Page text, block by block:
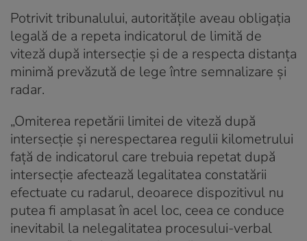
Potrivit tribunalului, autoritățile aveau obligația
legală de a repeta indicatorul de limită de
viteză după intersecție și de a respecta distanța
minimă prevăzută de lege între semnalizare și
radar.
„Omiterea repetării limitei de viteză după
intersecție și nerespectarea regulii kilometrului
față de indicatorul care trebuia repetat după
intersecție afectează legalitatea constatării
efectuate cu radarul, deoarece dispozitivul nu
putea fi amplasat în acel loc, ceea ce conduce
inevitabil la nelegalitatea procesului-verbal